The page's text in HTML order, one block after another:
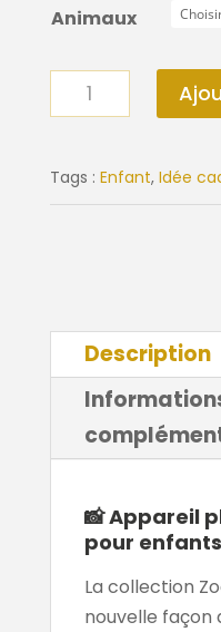
Animaux
quantité
de
photo
instantané
Tags : Enfant, Idée
Description
📸 Appareil
pour enfants
La collection
nouvelle façon